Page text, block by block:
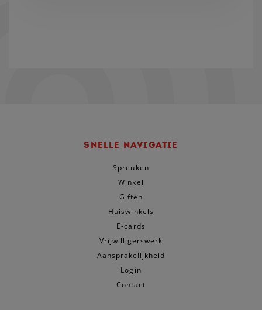
SNELLE NAVIGATIE
Spreuken
Winkel
Giften
Huiswinkels
E-cards
Vrijwilligerswerk
Aansprakelijkheid
Login
Contact